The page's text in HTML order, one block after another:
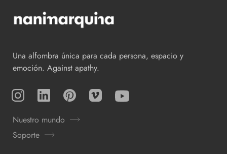
Una alfombra única para cada persona, espacio y
emoción. Against apathy.
InstagramTikTok PinterestVimeo YouTube
Nuestro mundo
Soporte